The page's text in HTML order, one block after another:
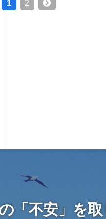
1 2
「不安」を